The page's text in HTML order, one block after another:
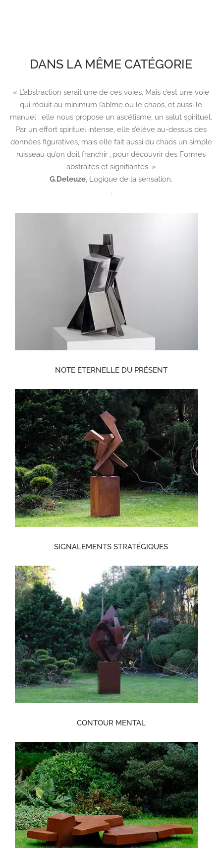
DANS LA MÊME CATÉGORIE
« L’abstraction serait une de ces voies. Mais c’est une voie
qui réduit au minimum l’abîme ou le chaos, et aussi le
manuel : elle nous propose un ascétisme, un salut spirituel.
Par un effort spirituel intense, elle s’élève au-dessus des
données figuratives, mais elle fait aussi du chaos un simple
ruisseau qu’on doit franchir , pour découvrir des Formes
abstraites et signifiantes. »
G.Deleuze, Logique de la sensation.
.
NOTE ÉTERNELLE DU PRÉSENT
SIGNALEMENTS STRATÉGIQUES
CONTOUR MENTAL